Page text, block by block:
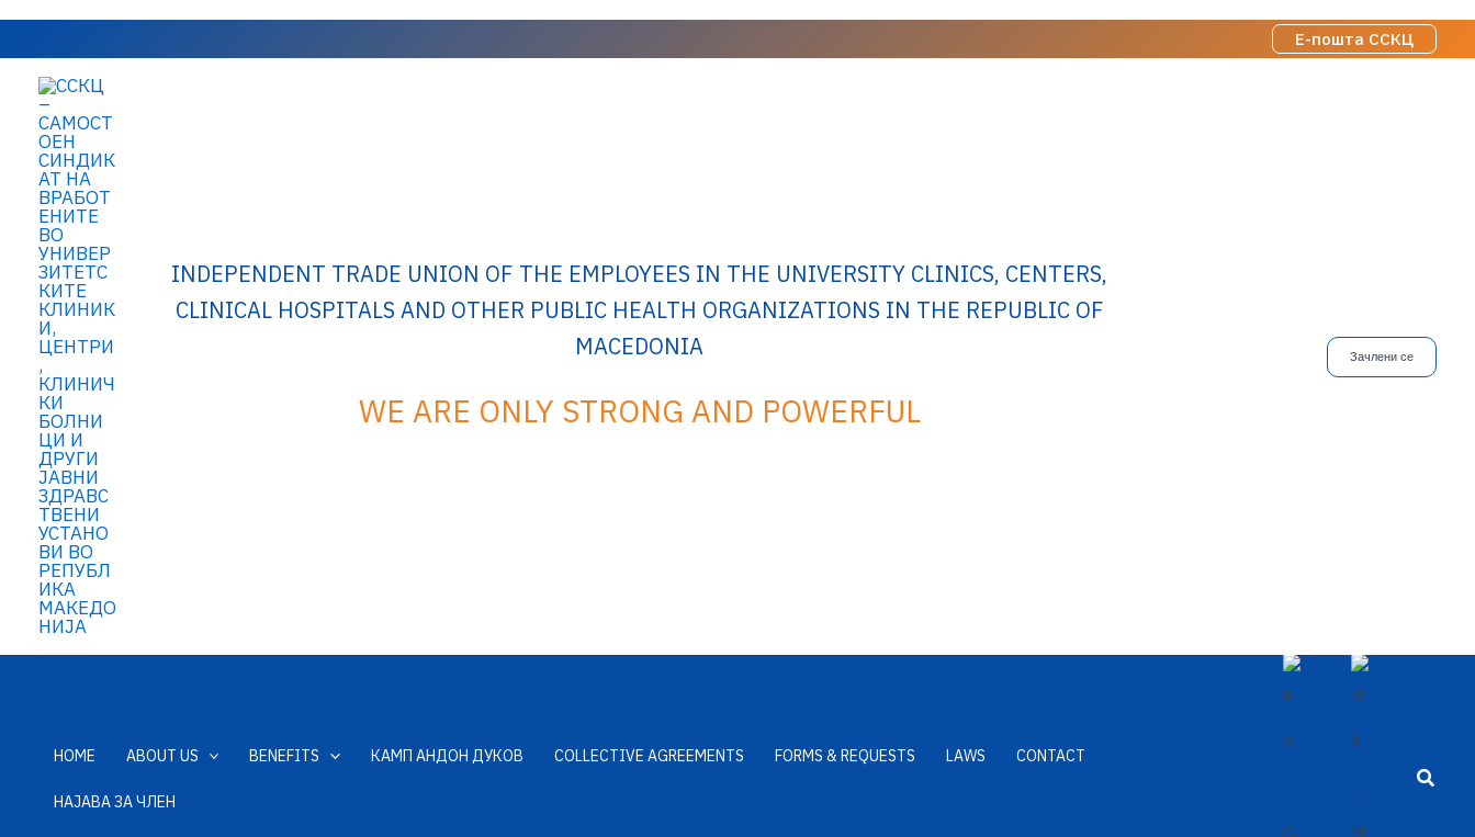
Skip
content
Е-пошта ССКЦ
INDEPENDENT TRADE UNION OF THE EMPLOYEES IN THE UNIVERSITY CLINICS, CENTERS,
CLINICAL HOSPITALS AND OTHER PUBLIC HEALTH ORGANIZATIONS IN THE REPUBLIC OF
MACEDONIA
WE ARE ONLY STRONG AND POWERFUL
Зачлени се
HOME ABOUT US BENEFITS КАМП АНДОН ДУКОВ COLLECTIVE AGREEMENTS FORMS & REQUESTS LAWS CONTACT
НАЈАВА ЗА ЧЛЕН